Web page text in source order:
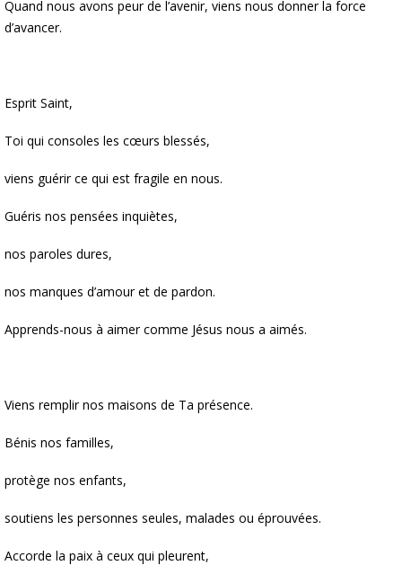
Quand nous avons peur de l’avenir, viens nous donner la force
d’avancer.
Esprit Saint,
Toi qui consoles les cœurs blessés,
viens guérir ce qui est fragile en nous.
Guéris nos pensées inquiètes,
nos paroles dures,
nos manques d’amour et de pardon.
Apprends-nous à aimer comme Jésus nous a aimés.
Viens remplir nos maisons de Ta présence.
Bénis nos familles,
protège nos enfants,
soutiens les personnes seules, malades ou éprouvées.
Accorde la paix à ceux qui pleurent,